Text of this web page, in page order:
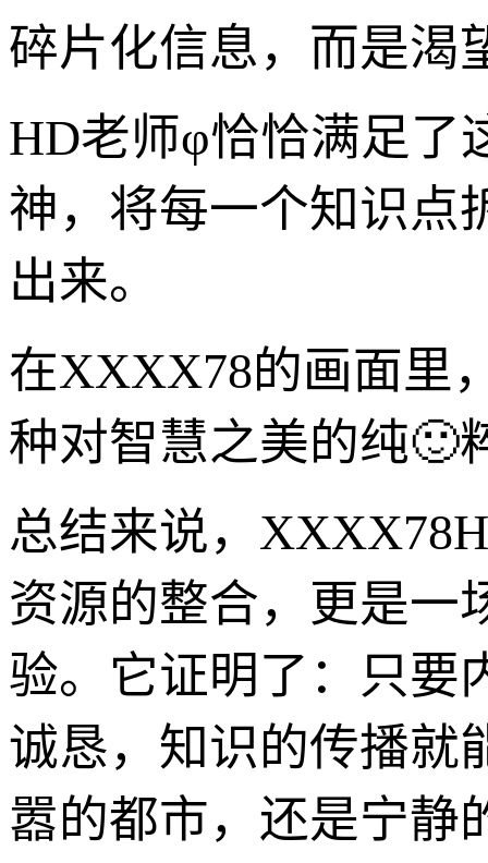
碎片化信息，而是渴
HD老师φ恰恰满足了
神，将每一个知识点
出来。
在XXXX78的画面里
种对智慧之美的纯🙂
总结来说，
资源的整合，更是一
验。它证明了：只要
诚恳，知识的传播就
嚣的都市，还是宁静